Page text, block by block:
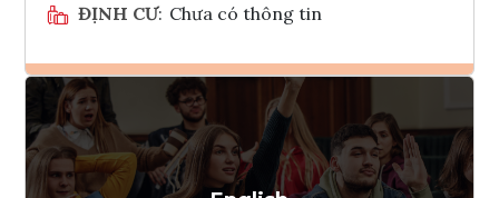
ĐỊNH CƯ: Chưa có thông tin
Ghi danh
Tham vấn Interlink